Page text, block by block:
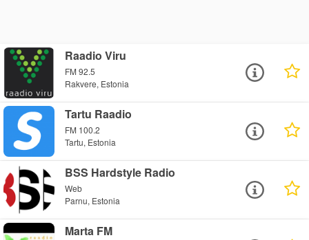
Raadio Viru
FM 92.5
Rakvere, Estonia
Tartu Raadio
FM 100.2
Tartu, Estonia
BSS Hardstyle Radio
Web
Parnu, Estonia
Marta FM